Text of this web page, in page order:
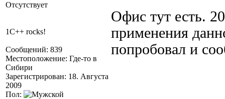
Отсутствует
1C++ rocks!
Сообщений: 839
Местоположение: Где-то в
Сибири
Зарегистрирован: 18. Августа
2009
Пол:
Офис тут есть.
применения
попробовал и